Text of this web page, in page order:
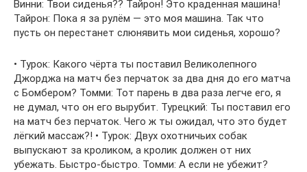
Винни: Твои сиденья?? Тайрон! Это краденная машина!
Тайрон: Пока я за рулём — это моя машина. Так что
пусть он перестанет слюнявить мои сиденья, хорошо?
• Турок: Какого чёрта ты поставил Великолепного
Джорджа на матч без перчаток за два дня до его матча
с Бомбером? Томми: Тот парень в два раза легче его, я
не думал, что он его вырубит. Турецкий: Ты поставил его
на матч без перчаток. Чего ж ты ожидал, что это будет
лёгкий массаж?! • Турок: Двух охотничьих собак
выпускают за кроликом, а кролик должен от них
убежать. Быстро-быстро. Томми: А если не убежит?